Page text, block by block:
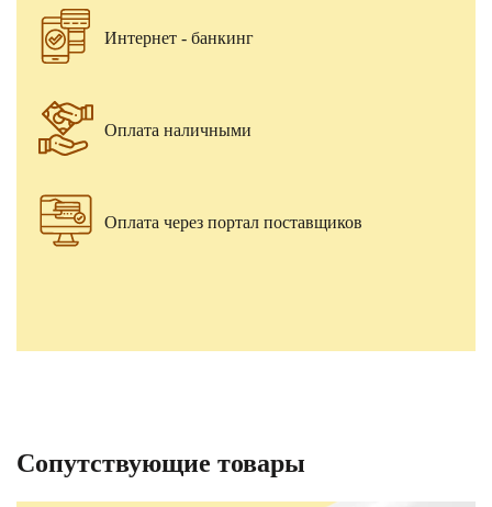
Интернет - банкинг
Оплата наличными
Оплата через портал поставщиков
Сопутствующие товары